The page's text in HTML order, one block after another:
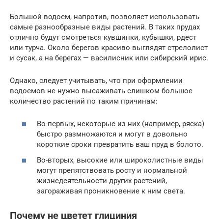
Большой водоем, напротив, позволяет использовать
самые разнообразные виды растений. В таких прудах
отлично будут смотреться кувшинки, кубышки, рдест
или турча. Около берегов красиво выглядят стрелолист
и сусак, а на берегах — василисник или сибирский ирис.
Однако, следует учитывать, что при оформлении
водоемов не нужно высаживать слишком большое
количество растений по таким причинам:
Во-первых, некоторые из них (например, ряска)
быстро размножаются и могут в довольно
короткие сроки превратить ваш пруд в болото.
Во-вторых, высокие или широколистные виды
могут препятствовать росту и нормальной
жизнедеятельности других растений,
загораживая проникновение к ним света.
Почему не цветет глициния